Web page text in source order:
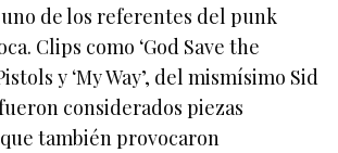
de los referentes del punk
Clips como ‘God Save the
y ‘My Way’, del mismísimo Sid
considerados piezas
también provocaron